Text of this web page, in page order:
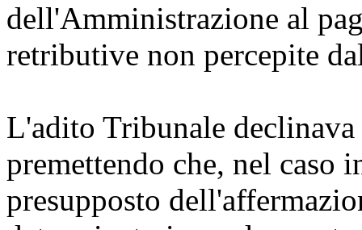
dell'Amministrazione al
retributive non percepite
L'adito Tribunale
premettendo che, nel caso
presupposto